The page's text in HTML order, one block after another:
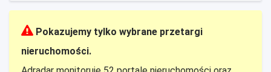
Pokazujemy tylko wybrane przetargi
nieruchomości.